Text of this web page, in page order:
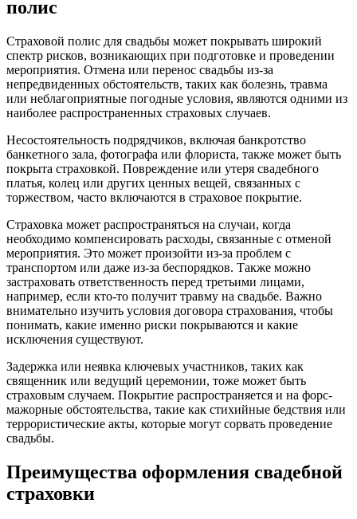
полис
Страховой полис для свадьбы может покрывать широкий
спектр рисков, возникающих при подготовке и проведении
мероприятия. Отмена или перенос свадьбы из-за
непредвиденных обстоятельств, таких как болезнь, травма
или неблагоприятные погодные условия, являются одними из
наиболее распространенных страховых случаев.
Несостоятельность подрядчиков, включая банкротство
банкетного зала, фотографа или флориста, также может быть
покрыта страховкой. Повреждение или утеря свадебного
платья, колец или других ценных вещей, связанных с
торжеством, часто включаются в страховое покрытие.
Страховка может распространяться на случаи, когда
необходимо компенсировать расходы, связанные с отменой
мероприятия. Это может произойти из-за проблем с
транспортом или даже из-за беспорядков. Также можно
застраховать ответственность перед третьими лицами,
например, если кто-то получит травму на свадьбе. Важно
внимательно изучить условия договора страхования, чтобы
понимать, какие именно риски покрываются и какие
исключения существуют.
Задержка или неявка ключевых участников, таких как
священник или ведущий церемонии, тоже может быть
страховым случаем. Покрытие распространяется и на форс-
мажорные обстоятельства, такие как стихийные бедствия или
террористические акты, которые могут сорвать проведение
свадьбы.
Преимущества оформления свадебной
страховки